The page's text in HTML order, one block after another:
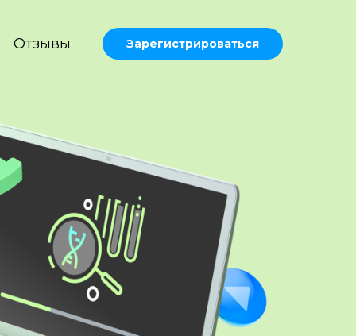
Отзывы Зарегистрироваться